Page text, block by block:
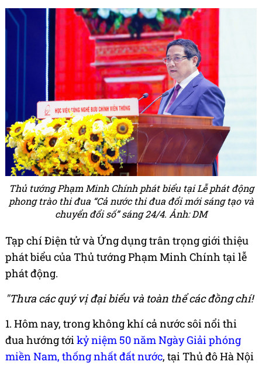
Thủ tướng Phạm Minh Chính phát biểu tại Lễ phát động
phong trào thi đua “Cả nước thi đua đổi mới sáng tạo và
chuyển đổi số” sáng 24/4. Ảnh: DM
Tạp chí Điện tử và Ứng dụng trân trọng giới thiệu
phát biểu của Thủ tướng Phạm Minh Chính tại lễ
phát động.
"Thưa các quý vị đại biểu và toàn thể các đồng chí!
1. Hôm nay, trong không khí cả nước sôi nổi thi
đua hướng tớikỷ niệm 50 năm Ngày Giải phóng
miền Nam, thống nhất đất nước, tại Thủ đô Hà Nội